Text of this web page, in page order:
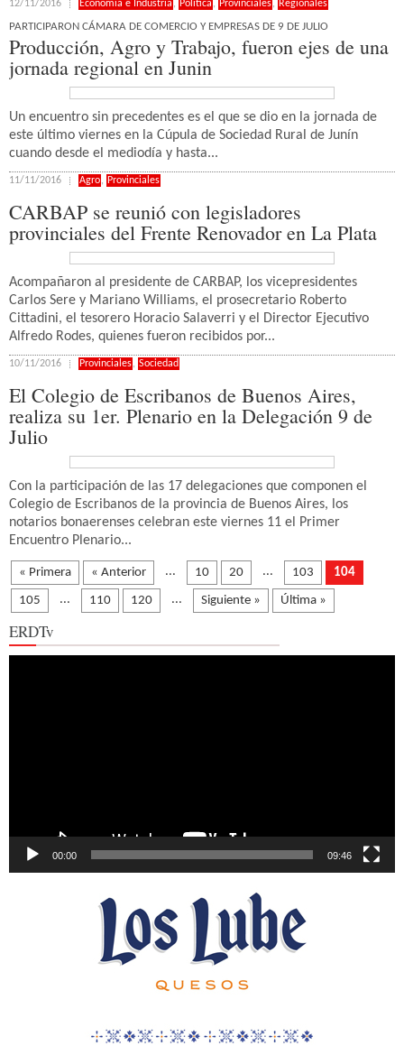
12/11/2016 Economía e Industria , Política , Provinciales, Regionales
PARTICIPARON CÁMARA DE COMERCIO Y EMPRESAS DE 9 DE JULIO
Producción, Agro y Trabajo, fueron ejes de una
jornada regional en Junin
Un encuentro sin precedentes es el que se dio en la jornada de
este último viernes en la Cúpula de Sociedad Rural de Junín
cuando desde el mediodía y hasta...
11/11/2016 Agro, Provinciales
CARBAP se reunió con legisladores
provinciales del Frente Renovador en La Plata
Acompañaron al presidente de CARBAP, los vicepresidentes
Carlos Sere y Mariano Williams, el prosecretario Roberto
Cittadini, el tesorero Horacio Salaverri y el Director Ejecutivo
Alfredo Rodes, quienes fueron recibidos por...
10/11/2016 Provinciales, Sociedad
El Colegio de Escribanos de Buenos Aires,
realiza su 1er. Plenario en la Delegación 9 de
Julio
Con la participación de las 17 delegaciones que componen el
Colegio de Escribanos de la provincia de Buenos Aires, los
notarios bonaerenses celebran este viernes 11 el Primer
Encuentro Plenario...
« Primera « Anterior ... 10 20 ... 103 104
105 ... 110 120 ... Siguiente » Última »
ERDTv
00:00 09:46